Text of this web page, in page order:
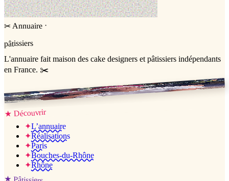
✂ Annuaire ·
pâtissiers
L'annuaire fait maison des cake designers et pâtissiers indépendants
en France. ✂️
Jessica & Jérémy ♡
★ Découvrir
✦L’annuaire
✦Réalisations
✦Paris
✦Bouches-du-Rhône
✦Rhône
★